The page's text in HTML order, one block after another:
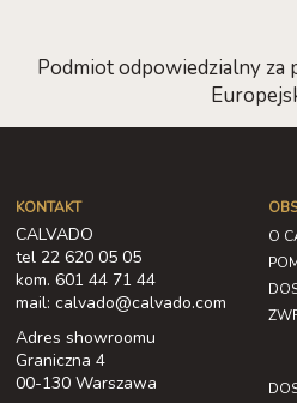
Podmiot odpowiedzialny za
KONTAKT
CALVADO
tel 22 620 05 05
kom. 601 44 71 44
mail: calvado@calvado.com
Adres showroomu
Graniczna 4
00-130 Warszawa
O